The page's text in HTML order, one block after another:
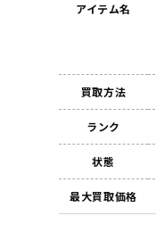
アイテム名
買取方法
ランク
状態
最大買取価格